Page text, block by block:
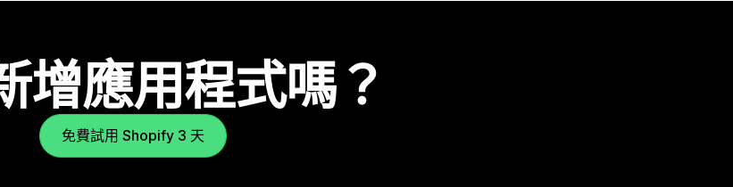
增應用程式嗎？
免費試用 Shopify 3 天